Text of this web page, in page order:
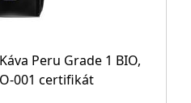
Peru Grade 1 BIO,
001 certifikát